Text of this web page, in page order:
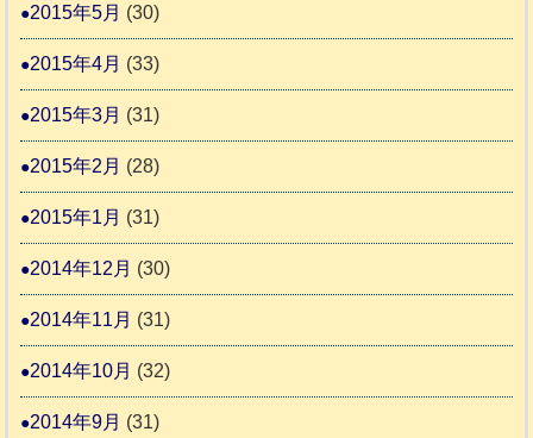
2015年5月 (30)
2015年4月 (33)
2015年3月 (31)
2015年2月 (28)
2015年1月 (31)
2014年12月 (30)
2014年11月 (31)
2014年10月 (32)
2014年9月 (31)